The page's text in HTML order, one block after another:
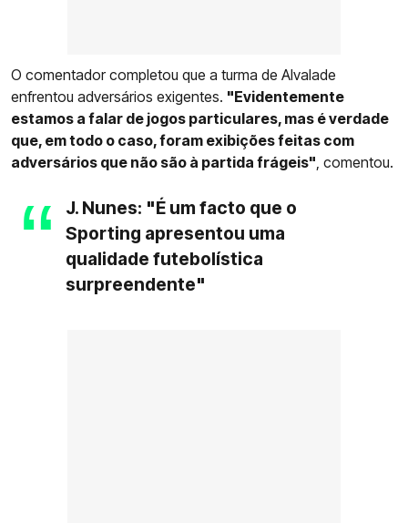
O comentador completou que a turma de Alvalade
enfrentou adversários exigentes. "Evidentemente
estamos a falar de jogos particulares, mas é verdade
que, em todo o caso, foram exibições feitas com
adversários que não são à partida frágeis" , comentou.
J. Nunes: "É um facto que o
Sporting apresentou uma
qualidade futebolística
surpreendente"